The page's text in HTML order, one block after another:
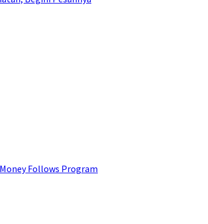
Follows Program